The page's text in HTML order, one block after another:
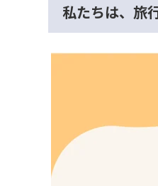
私たちは、旅